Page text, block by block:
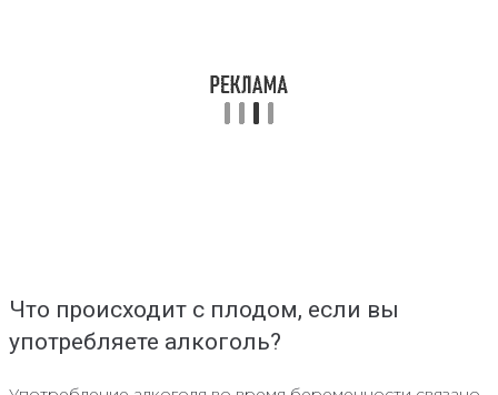
Что происходит с плодом, если вы
употребляете алкоголь?